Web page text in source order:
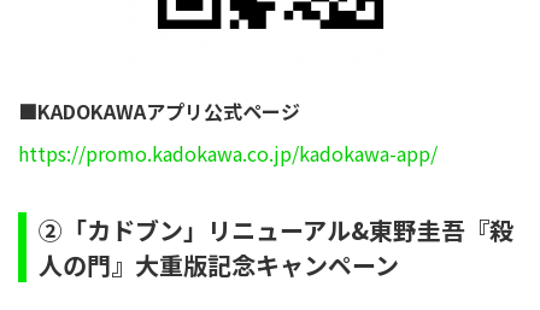
■KADOKAWAアプリ公式ページ
https://promo.kadokawa.co.jp/kadokawa-app/
②「カドブン」リニューアル&東野圭吾『殺
人の門』大重版記念キャンペーン